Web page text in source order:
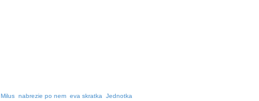
Milus nabrezie po nem eva skratka Jednotka